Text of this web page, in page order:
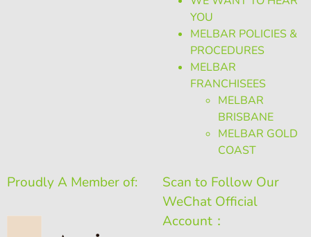
YOU
MELBAR POLICIES &
PROCEDURES
MELBAR
FRANCHISEES
MELBAR
BRISBANE
MELBAR GOLD
COAST
Proudly A Member of:
Scan to Follow Our
WeChat Official
Account：